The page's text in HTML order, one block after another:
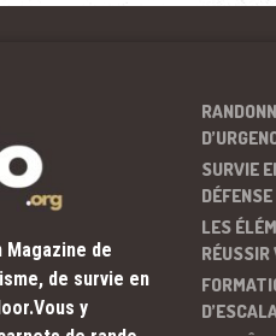
Magazine de
de survie en
y
SURVIE
LES
RÉUSSIR